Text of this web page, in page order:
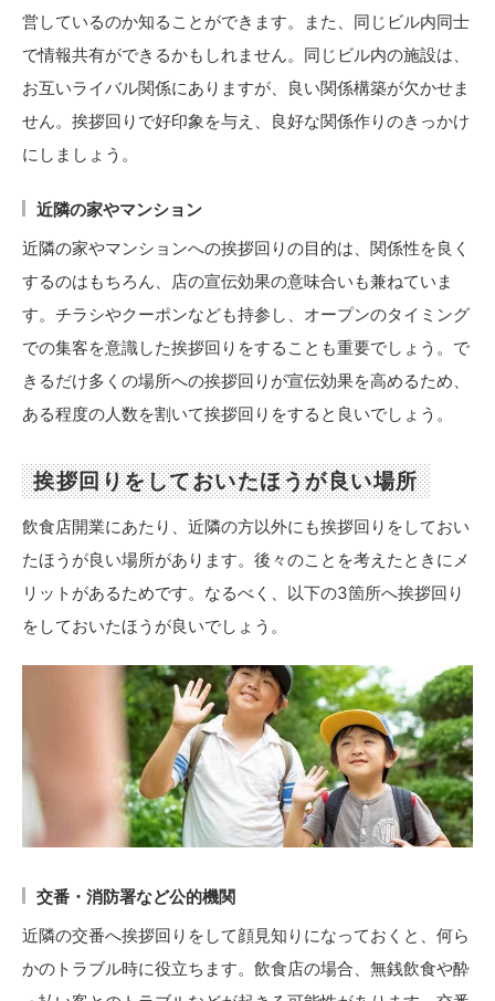
営しているのか知ることができます。また、同じビル内同士
で情報共有ができるかもしれません。同じビル内の施設は、
お互いライバル関係にありますが、良い関係構築が欠かせま
せん。挨拶回りで好印象を与え、良好な関係作りのきっかけ
にしましょう。
近隣の家やマンション
近隣の家やマンションへの挨拶回りの目的は、関係性を良く
するのはもちろん、店の宣伝効果の意味合いも兼ねていま
す。チラシやクーポンなども持参し、オープンのタイミング
での集客を意識した挨拶回りをすることも重要でしょう。で
きるだけ多くの場所への挨拶回りが宣伝効果を高めるため、
ある程度の人数を割いて挨拶回りをすると良いでしょう。
挨拶回りをしておいたほうが良い場所
飲食店開業にあたり、近隣の方以外にも挨拶回りをしておい
たほうが良い場所があります。後々のことを考えたときにメ
リットがあるためです。なるべく、以下の3箇所へ挨拶回り
をしておいたほうが良いでしょう。
交番・消防署など公的機関
近隣の交番へ挨拶回りをして顔見知りになっておくと、何ら
かのトラブル時に役立ちます。飲食店の場合、無銭飲食や酔